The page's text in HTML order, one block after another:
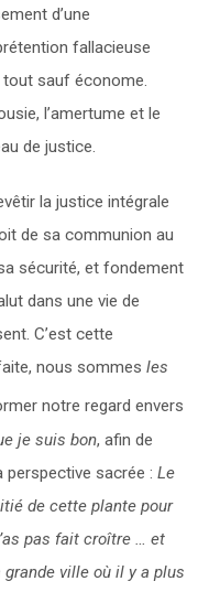
d’une
fallacieuse
tout sauf économe.
l’amertume et le
de justice.
la justice intégrale
de sa communion au
sécurité, et fondement
dans une vie de
C’est cette
nous sommes les
notre regard envers
je suis bon, afin de
perspective sacrée : Le
de cette plante pour
pas fait croître … et
ville où il y a plus